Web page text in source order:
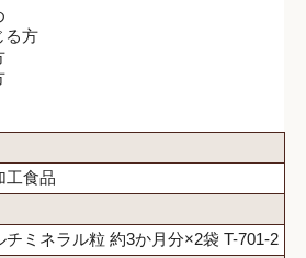
る方
工食品
ミネラル粒 約3か月分×2袋 T-701-2